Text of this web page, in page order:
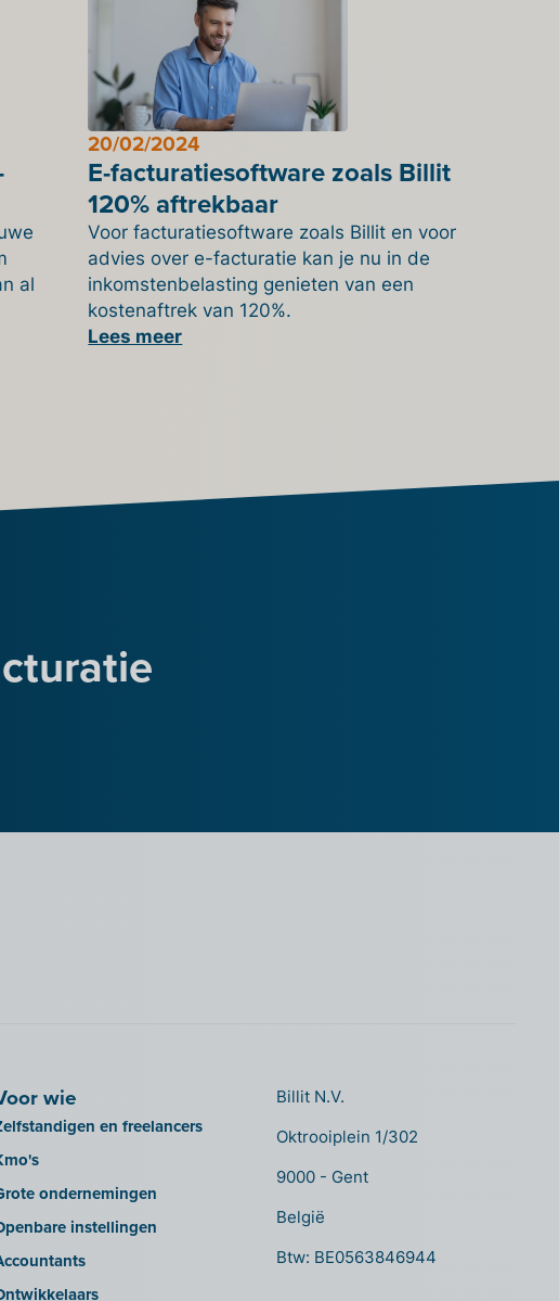
al
20/02/2024
E-facturatiesoftware zoals Billit
120% aftrekbaar
Voor facturatiesoftware zoals Billit en voor
advies over e-facturatie kan je nu in de
inkomstenbelasting genieten van een
kostenaftrek van 120%.
Lees meer
wie
en freelancers
ondernemingen
instellingen
Billit N.V.
Oktrooiplein 1/302
9000 - Gent
België
Btw: BE0563846944